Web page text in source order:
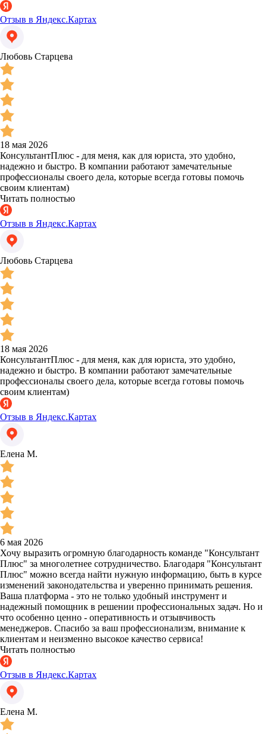
Отзыв в Яндекс.Картах
Любовь Старцева
18 мая 2026
КонсультантПлюс - для меня, как для юриста, это удобно,
надежно и быстро. В компании работают замечательные
профессионалы своего дела, которые всегда готовы помочь
своим клиентам)
Читать полностью
Отзыв в Яндекс.Картах
Любовь Старцева
18 мая 2026
КонсультантПлюс - для меня, как для юриста, это удобно,
надежно и быстро. В компании работают замечательные
профессионалы своего дела, которые всегда готовы помочь
своим клиентам)
Отзыв в Яндекс.Картах
Елена М.
6 мая 2026
Хочу выразить огромную благодарность команде "Консультант
Плюс" за многолетнее сотрудничество. Благодаря "Консультант
Плюс" можно всегда найти нужную информацию, быть в курсе
изменений законодательства и уверенно принимать решения.
Ваша платформа - это не только удобный инструмент и
надежный помощник в решении профессиональных задач. Но и
что особенно ценно - оперативность и отзывчивость
менеджеров. Спасибо за ваш профессионализм, внимание к
клиентам и неизменно высокое качество сервиса!
Читать полностью
Отзыв в Яндекс.Картах
Елена М.